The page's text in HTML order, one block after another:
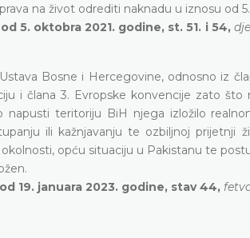
na život odrediti naknadu u iznosu od
5. oktobra 2021. godine, st. 51. i 54,
Bosne i Hercegovine, odnosno iz
i člana 3. Evropske konvencije zato
napusti teritoriju BiH njega izložilo
ili kažnjavanju te ozbiljnoj prijetnji
opću situaciju u Pakistanu te
19. januara 2023. godine, stav 44,